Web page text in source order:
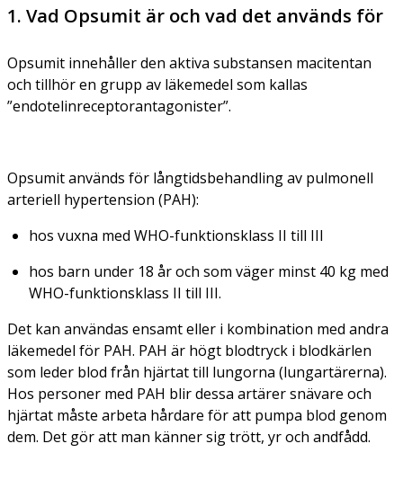
1. Vad Opsumit är och vad det används för
Opsumit innehåller den aktiva substansen macitentan
och tillhör en grupp av läkemedel som kallas
”endotelinreceptorantagonister”.
Opsumit används för långtidsbehandling av pulmonell
arteriell hypertension (PAH):
hos vuxna med WHO-funktionsklass II till III
hos barn under 18 år och som väger minst 40 kg med
WHO-funktionsklass II till III.
Det kan användas ensamt eller i kombination med andra
läkemedel för PAH. PAH är högt blodtryck i blodkärlen
som leder blod från hjärtat till lungorna (lungartärerna).
Hos personer med PAH blir dessa artärer snävare och
hjärtat måste arbeta hårdare för att pumpa blod genom
dem. Det gör att man känner sig trött, yr och andfådd.